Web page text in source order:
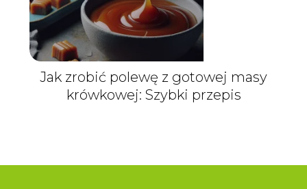
Jak zrobić polewę z gotowej masy
krówkowej: Szybki przepis